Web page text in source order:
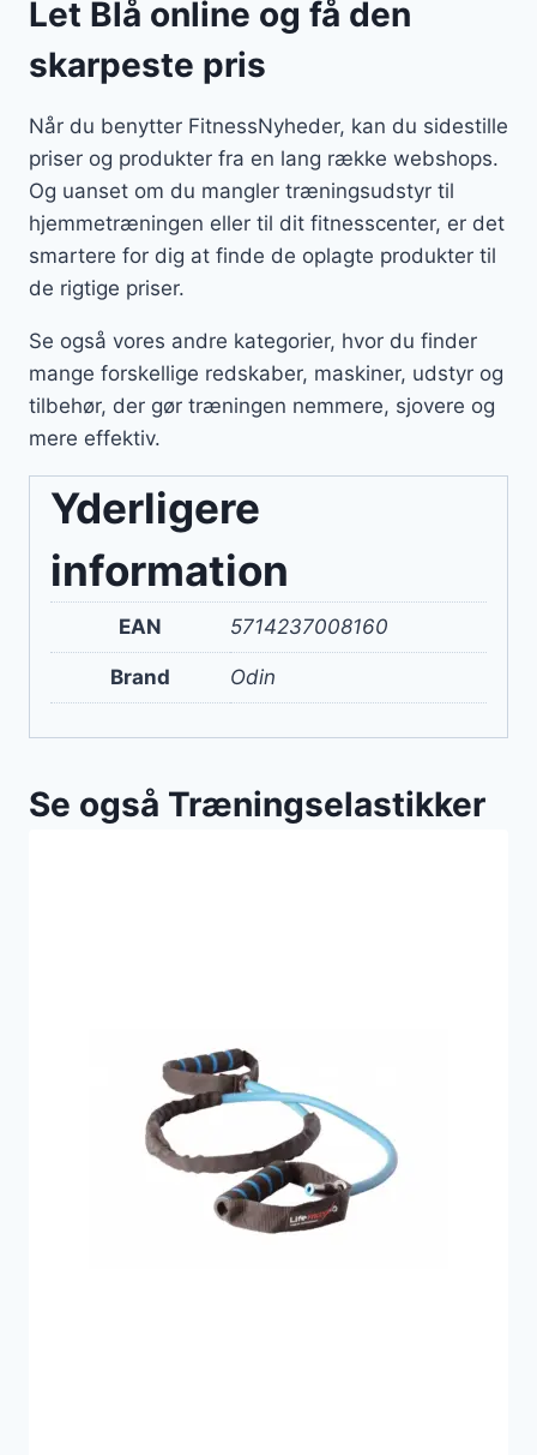
Let Blå online og få den
skarpeste pris
Når du benytter FitnessNyheder, kan du sidestille
priser og produkter fra en lang række webshops.
Og uanset om du mangler træningsudstyr til
hjemmetræningen eller til dit fitnesscenter, er det
smartere for dig at finde de oplagte produkter til
de rigtige priser.
Se også vores andre kategorier, hvor du finder
mange forskellige redskaber, maskiner, udstyr og
tilbehør, der gør træningen nemmere, sjovere og
mere effektiv.
Yderligere
information
EAN 5714237008160
Brand Odin
Se også Træningselastikker